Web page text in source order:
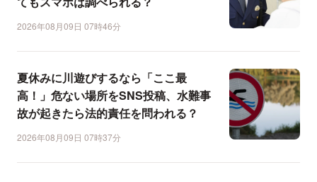
2026年08月09日 07時46分
夏休みに川遊びするなら「ここ最
高！」危ない場所をSNS投稿、水難事
故が起きたら法的責任を問われる？
2026年08月09日 07時37分